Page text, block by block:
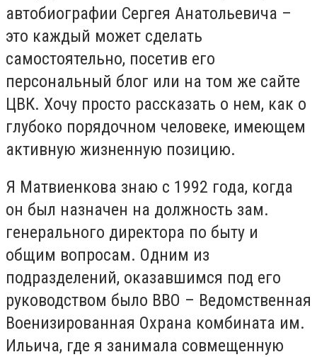
автобиографии Сергея Анатольевича –
это каждый может сделать
самостоятельно, посетив его
персональный блог или на том же сайте
ЦВК. Хочу просто рассказать о нем, как о
глубоко порядочном человеке, имеющем
активную жизненную позицию.
Я Матвиенкова знаю с 1992 года, когда
он был назначен на должность зам.
генерального директора по быту и
общим вопросам. Одним из
подразделений, оказавшимся под его
руководством было ВВО – Ведомственная
Военизированная Охрана комбината им.
Ильича, где я занимала совмещенную